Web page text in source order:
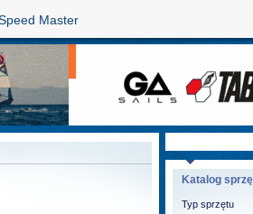
Master
Katalog
Typ sprzętu